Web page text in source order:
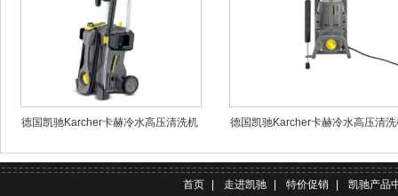
德国凯驰Karcher卡赫冷水高压清洗机
德国凯驰Karcher卡赫冷水高压清洗
首页 走进凯驰 特价促销 凯驰产品